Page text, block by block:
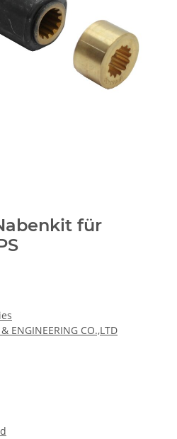
für
ENGINEERING CO.,LTD